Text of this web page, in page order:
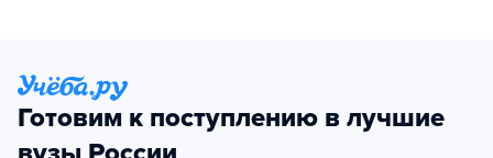
Готовим к поступлению в лучшие